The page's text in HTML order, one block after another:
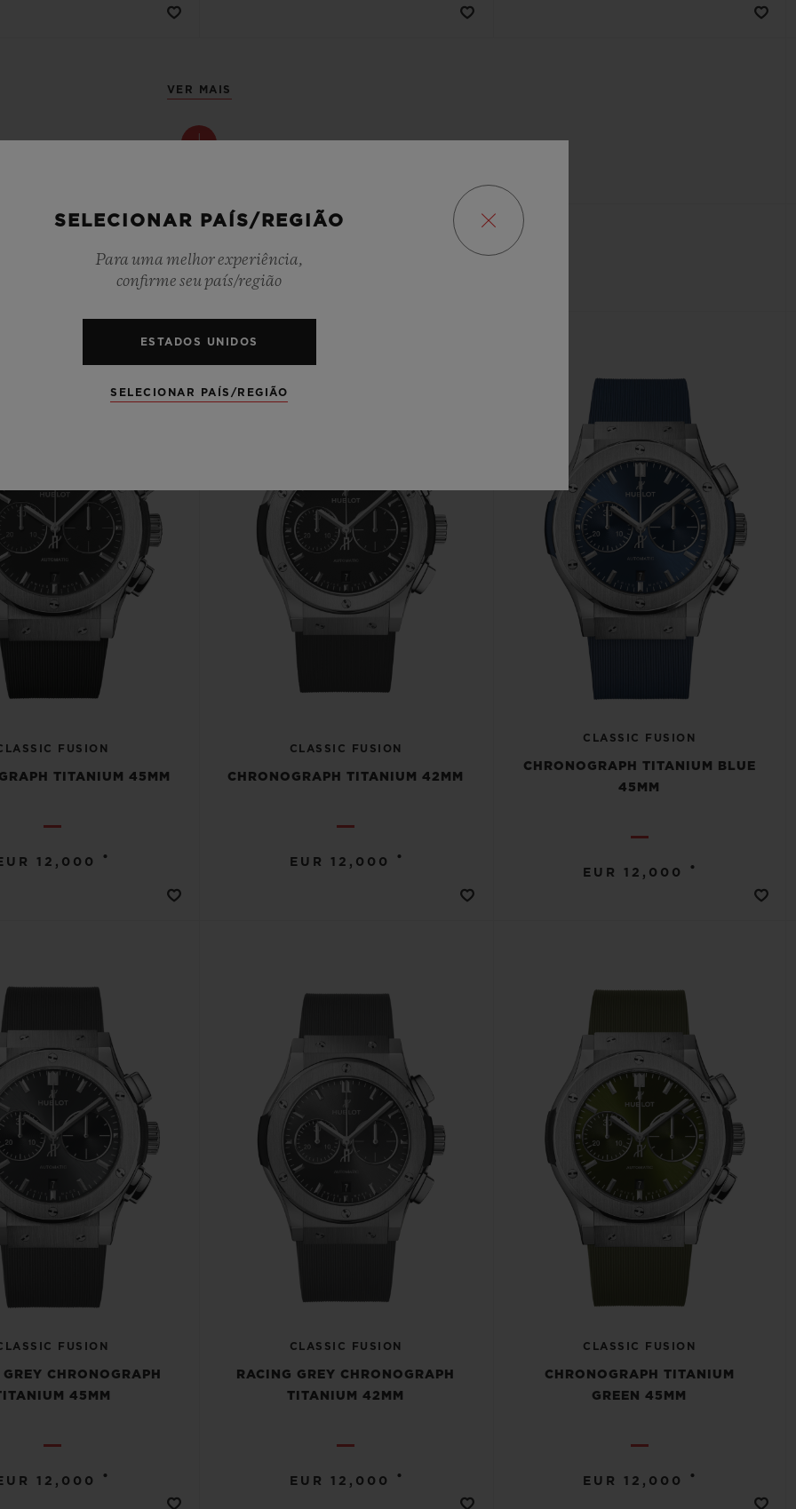
VER MAIS
FUSION
TITANIUM 45MM
12,000 •
CLASSIC FUSION
CHRONOGRAPH TITANIUM 42MM
EUR 12,000 •
CLASSIC FUSION
CHRONOGRAPH TITANIUM BLUE
45MM
EUR 12,000 •
FUSION
CHRONOGRAPH
45MM
12,000 •
CLASSIC FUSION
RACING GREY CHRONOGRAPH
TITANIUM 42MM
EUR 12,000 •
CLASSIC FUSION
CHRONOGRAPH TITANIUM
GREEN 45MM
EUR 12,000 •
SELECIONAR PAÍS/REGIÃO
Para uma melhor experiência,
confirme seu país/região
ESTADOS UNIDOS
SELECIONAR PAÍS/REGIÃO